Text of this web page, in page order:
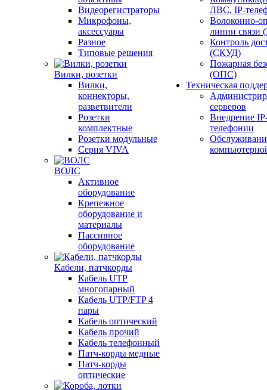
Видеорегистраторы
Микрофоны,
аксессуары
Разное
Типовые решения
Вилки, розетки
Вилки,
коннекторы,
разветвители
Розетки
комплектные
Розетки модульные
Серия VIVA
ВОЛС
Активное
оборудование
Крепежное
оборудование и
материалы
Пассивное
оборудование
Кабели, патчкорды
Кабель UTP
многопарный
Кабель UTP/FTP 4
пары
Кабель оптический
Кабель прочий
Кабель телефонный
Патч-корды медные
Патч-корды
оптические
ЛВС, IP-
Волоконно-
линии
Контроль
(СКУД)
Пожарная
(ОПС)
Техническая
серверов
Внедрение
телефонии